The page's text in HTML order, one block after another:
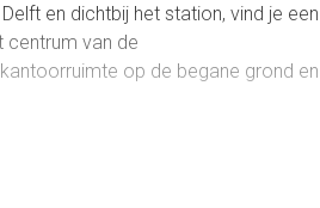
en dichtbij het station, vind je een
centrum van de
op de begane grond en
afvalinzameling,